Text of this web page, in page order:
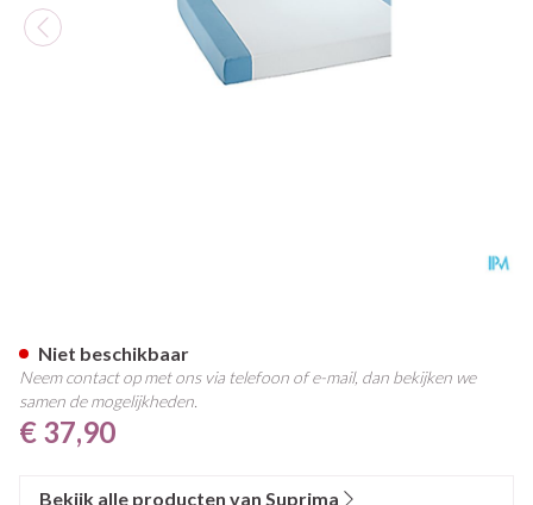
€ 37,90
Niet beschikbaar
Neem contact op met ons via telefoon of e-mail, dan bekijken we
samen de mogelijkheden.
Bekijk alle producten van Suprima